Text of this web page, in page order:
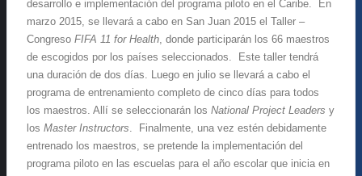
desarrollo e implementación del programa piloto en el Caribe. En
marzo 2015, se llevará a cabo en San Juan 2015 el Taller –
Congreso FIFA 11 for Health, donde participarán los 66 maestros
de escogidos por los países seleccionados. Este taller tendrá
una duración de dos días. Luego en julio se llevará a cabo el
programa de entrenamiento completo de cinco días para todos
los maestros. Allí se seleccionarán los National Project Leaders y
los Master Instructors. Finalmente, una vez estén debidamente
entrenado los maestros, se pretende la implementación del
programa piloto en las escuelas para el año escolar que inicia en